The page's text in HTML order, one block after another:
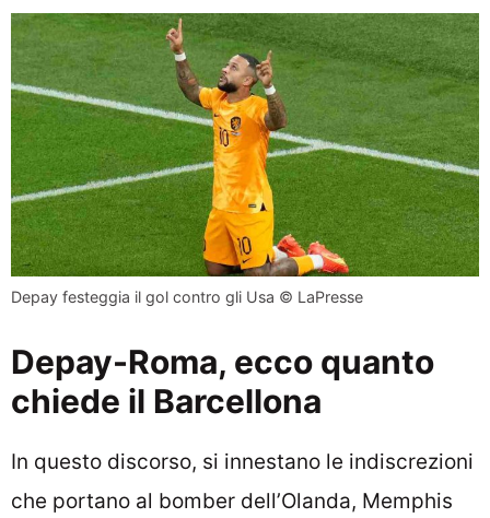
Depay festeggia il gol contro gli Usa ©️ LaPresse
Depay-Roma, ecco quanto
chiede il Barcellona
In questo discorso, si innestano le indiscrezioni
che portano al bomber dell’Olanda, Memphis